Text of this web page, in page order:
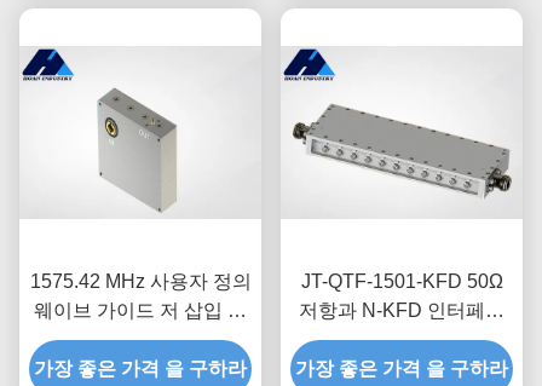
1575.42 MHz 사용자 정의
웨이브 가이드 저 삽입 손
실 대역 패스 필터 JT-
QTF-1575-MCX-1
가장 좋은 가격 을 구하라
JT-QTF-1501-KFD 50Ω
저항과 N-KFD 인터페이
스를 가진 사용자 정의 대
역 패스 필터
가장 좋은 가격 을 구하라